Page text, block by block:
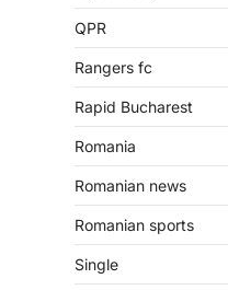
QPR
Rangers fc
Rapid Bucharest
Romania
Romanian news
Romanian sports
Single